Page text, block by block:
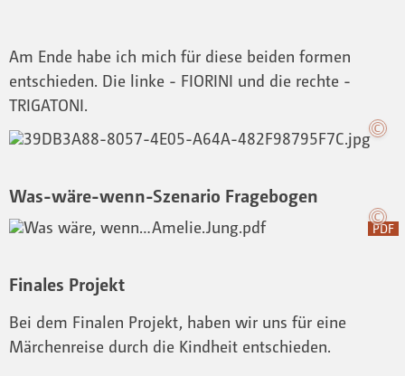
Am Ende habe ich mich für diese beiden formen
entschieden. Die linke - FIORINI und die rechte -
TRIGATONI.
Was-wäre-wenn-Szenario Fragebogen
PDF
Finales Projekt
Bei dem Finalen Projekt, haben wir uns für eine
Märchenreise durch die Kindheit entschieden.